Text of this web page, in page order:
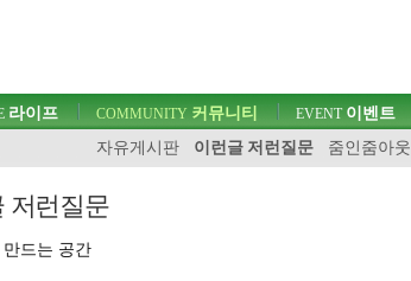
라이프 COMMUNITY 커뮤니티
자유게시판
이런글 저런질문 줌인줌아웃
EVENT이벤트
저런질문
드는 공간